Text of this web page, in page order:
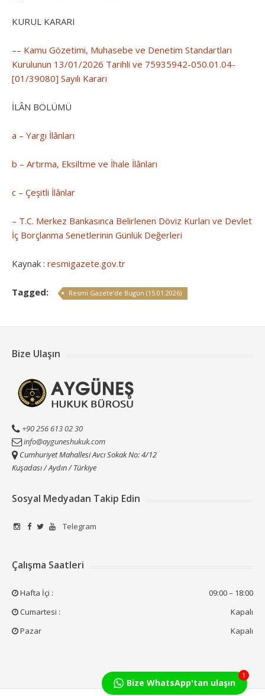
KURUL KARARI
–– Kamu Gözetimi, Muhasebe ve Denetim Standartları
Kurulunun 13/01/2026 Tarihli ve 75935942-050.01.04-
[01/39080] Sayılı Kararı
İLÂN BÖLÜMÜ
a – Yargı İlânları
b – Artırma, Eksiltme ve İhale İlânları
c – Çeşitli İlânlar
– T.C. Merkez Bankasınca Belirlenen Döviz Kurları ve Devlet
İç Borçlanma Senetlerinin Günlük Değerleri
Kaynak : resmigazete.gov.tr
Tagged: Resmi Gazete’de Bugün (15.01.2026)
Bize Ulaşın
+90 256 613 02 30
info@ayguneshukuk.com
Cumhuriyet Mahallesi Avcı Sokak No: 4/12
Kuşadası / Aydın / Türkiye
Sosyal Medyadan Takip Edin
Telegram
Çalışma Saatleri
Hafta İçi :
09:00 – 18:00
Cumartesi :
Kapalı
Pazar
Kapalı
Bize WhatsApp'tan ulaşın
1